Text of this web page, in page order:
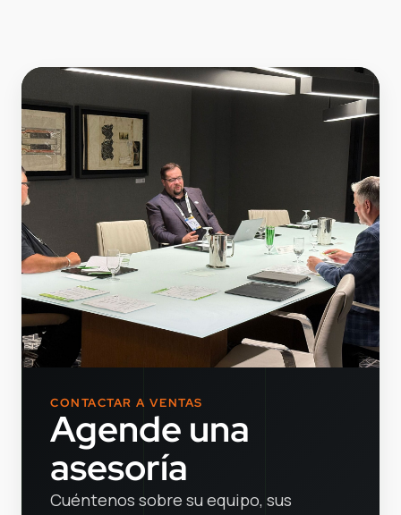
CONTACTAR A VENTAS
Agende una
asesoría
Cuéntenos sobre su equipo, sus